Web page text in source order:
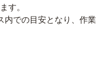
す。
内での目安となり、作業